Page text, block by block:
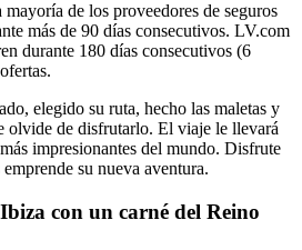
de los proveedores de seguros
más de 90 días consecutivos. LV.com
durante 180 días consecutivos (6
elegido su ruta, hecho las maletas y
olvide de disfrutarlo. El viaje le llevará
impresionantes del mundo. Disfrute
su nueva aventura.
con un carné del Reino